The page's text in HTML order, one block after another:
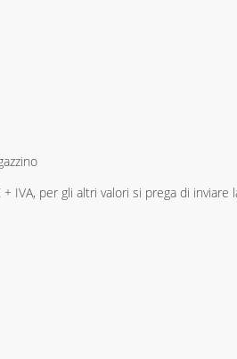
IVA, per gli altri valori si prega di inviare